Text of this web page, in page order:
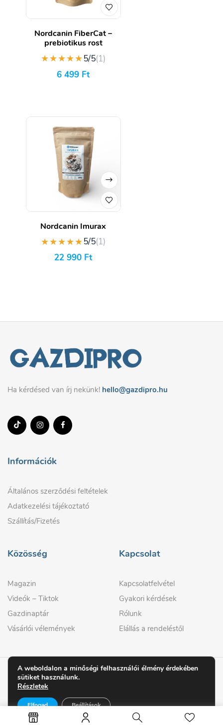
Nordcanin FiberCat –
prebiotikus rost
★★★★★5/5(1)
6 499 Ft
Nordcanin Imurax
★★★★★5/5(1)
22 990 Ft
Ha kérdésed van írj nekünk! hello@gazdipro.hu
Információk
Általános szerződési feltételek
Adatkezelési tájékoztató
Szállítás/Fizetés
Közösség
Magazin
Videók – Tiktok
Gazdinaptár
Vásárlói vélemények
Kapcsolat
Kapcsolatfelvétel
Gyakori kérdések
Rólunk
Elállás a rendeléstől
A weboldalon a minőségi felhasználói élmény érdekében
sütiket használunk.
Részletek
Elfogad Beállítások